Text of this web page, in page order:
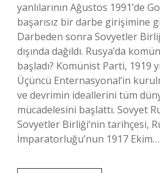
yanlılarının Ağustos 1991’de
başarısız bir darbe girişimine
Darbeden sonra Sovyetler
dışında dağıldı. Rusya’da
başladı? Komünist Parti, 1919
Üçüncü Enternasyonal’in
ve devrimin ideallerini tüm
mücadelesini başlattı. Sovyet
Sovyetler Birliği’nin tarihçesi,
İmparatorluğu’nun 1917 Ekim…